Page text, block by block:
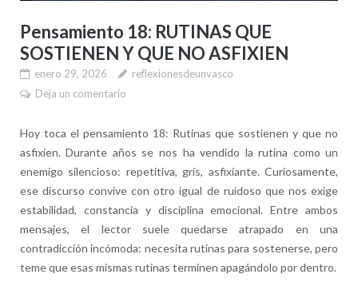
Pensamiento 18: RUTINAS QUE
SOSTIENEN Y QUE NO ASFIXIEN
enero 29, 2026
reflexionesdeunvasco
Deja un comentario
Hoy toca el pensamiento 18: Rutinas que sostienen y que no
asfixien. Durante años se nos ha vendido la rutina como un
enemigo silencioso: repetitiva, gris, asfixiante. Curiosamente,
ese discurso convive con otro igual de ruidoso que nos exige
estabilidad, constancia y disciplina emocional. Entre ambos
mensajes, el lector suele quedarse atrapado en una
contradicción incómoda: necesita rutinas para sostenerse, pero
teme que esas mismas rutinas terminen apagándolo por dentro.